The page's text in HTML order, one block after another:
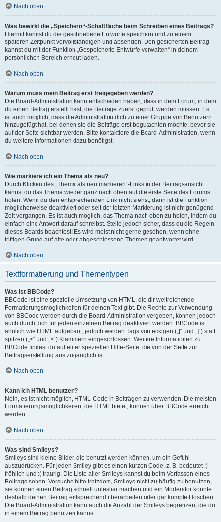
Nach oben
Was bewirkt die „Speichern“-Schaltfläche beim Schreiben eines Beitrags?
Hiermit kannst du die geschriebene Entwürfe speichern und zu einem
späteren Zeitpunkt vervollständigen und absenden. Den gesicherten Beitrag
kannst du mit der Funktion „Gespeicherte Entwürfe verwalten“ in deinem
persönlichen Bereich erneut laden.
Nach oben
Warum muss mein Beitrag erst freigegeben werden?
Die Board-Administration kann entschieden haben, dass in dem Forum, in dem
du einen Beitrag erstellt hast, die Beiträge zuerst geprüft werden müssen. Es
ist auch möglich, dass die Administration dich zu einer Gruppe von Benutzern
hinzugefügt hat, bei denen sie die Beiträge erst begutachten möchte, bevor sie
auf der Seite sichtbar werden. Bitte kontaktiere die Board-Administration, wenn
du weitere Informationen dazu benötigst.
Nach oben
Wie markiere ich ein Thema als neu?
Durch Klicken des „Thema als neu markieren“-Links in der Beitragsansicht
kannst du das Thema wieder ganz nach oben auf die erste Seite des Forums
holen. Wenn du den entsprechenden Link nicht siehst, dann ist die Funktion
möglicherweise deaktiviert oder seit der letzten Markierung ist nicht genügend
Zeit vergangen. Es ist auch möglich, das Thema nach oben zu holen, indem du
einfach eine Antwort darauf schreibst. Stelle jedoch sicher, dass du die Regeln
dieses Boards beachtest! Es wird meist nicht gerne gesehen, wenn ohne
triftigen Grund auf alte oder abgeschlossene Themen geantwortet wird.
Nach oben
Textformatierung und Thementypen
Was ist BBCode?
BBCode ist eine spezielle Umsetzung von HTML, die dir weitreichende
Formatierungsmöglichkeiten für deinen Text gibt. Die Rechte zur Verwendung
von BBCode werden durch die Board-Administration vergeben, können jedoch
auch durch dich für jeden einzelnen Beitrag deaktiviert werden. BBCode ist
ähnlich wie HTML aufgebaut, jedoch werden Tags von eckigen („[“ und „]“) statt
spitzen („<“ und „>“) Klammern eingeschlossen. Weitere Informationen zu
BBCode findest du auf einer speziellen Hilfe-Seite, die von der Seite zur
Beitragserstellung aus zugänglich ist.
Nach oben
Kann ich HTML benutzen?
Nein, es ist nicht möglich, HTML-Code in Beiträgen zu verwenden. Die meisten
Formatierungsmöglichkeiten, die HTML bietet, können über BBCode erreicht
werden.
Nach oben
Was sind Smileys?
Smileys sind kleine Bilder, die benutzt werden können, um ein Gefühl
auszudrücken. Für jeden Smiley gibt es einen kurzen Code, z. B. bedeutet :)
fröhlich und :( traurig. Die Liste aller Smileys kannst du beim Verfassen eines
Beitrags sehen. Versuche bitte trotzdem, Smileys nicht zu häufig zu benutzen,
sie können einen Beitrag schnell unlesbar machen und ein Moderator könnte
deshalb deinen Beitrag entsprechend überarbeiten oder gar komplett löschen.
Die Board-Administration kann auch die Anzahl der Smileys begrenzen, die du
in einem Beitrag benutzen kannst.